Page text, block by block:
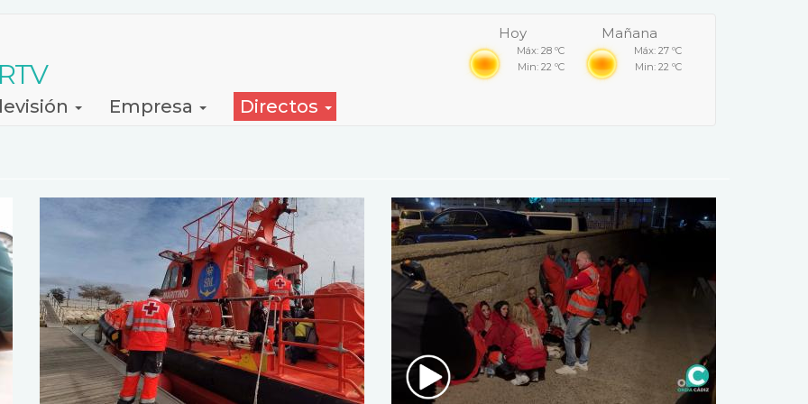
Hoy
Máx: 28 ºC
Min: 22 ºC
Mañana
Máx: 27 ºC
Min: 22 ºC
Empresa Directos